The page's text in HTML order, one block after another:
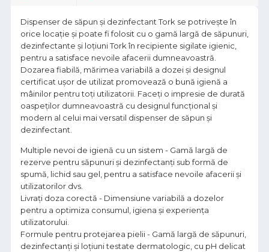
Dispenser de săpun și dezinfectant Tork se potrivește în
orice locație și poate fi folosit cu o gamă largă de săpunuri,
dezinfectante și loțiuni Tork în recipiente sigilate igienic,
pentru a satisface nevoile afacerii dumneavoastră.
Dozarea fiabilă, mărimea variabilă a dozei și designul
certificat ușor de utilizat promovează o bună igienă a
mâinilor pentru toți utilizatorii. Faceți o impresie de durată
oaspeților dumneavoastră cu designul funcțional și
modern al celui mai versatil dispenser de săpun și
dezinfectant.
Multiple nevoi de igienă cu un sistem - Gamă largă de
rezerve pentru săpunuri și dezinfectanți sub formă de
spumă, lichid sau gel, pentru a satisface nevoile afacerii și
utilizatorilor dvs.
Livrați doza corectă - Dimensiune variabilă a dozelor
pentru a optimiza consumul, igiena și experiența
utilizatorului.
Formule pentru protejarea pielii - Gamă largă de săpunuri,
dezinfectanți și loțiuni testate dermatologic, cu pH delicat